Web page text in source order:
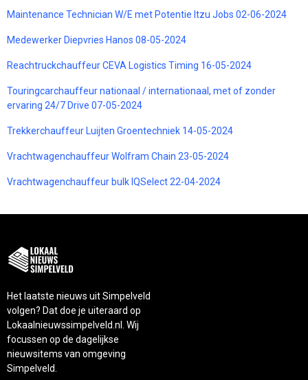
Maintenance Technician W/E met Potentie Itzu Jobs 02-06-2024
Medewerker Diepvries Hanos 08-05-2024
Reachtruckchauffeur CEVA Logistics Timing 16-05-2024
Touringcarchauffeur nationaal / internationaal, met of zonder
ervaring 24/7 Drive 07-05-2024
Trekkerchauffeur Luijten Groentechniek 14-05-2024
Vrachtwagenchauffeur Wolfram Chain 23-05-2024
Vrachtwagenchauffeur bulk IQSelect 22-04-2024
Het laatste nieuws uit Simpelveld
volgen? Dat doe je uiteraard op
Lokaalnieuwssimpelveld.nl. Wij
focussen op de dagelijkse
nieuwsitems van omgeving
Simpelveld.